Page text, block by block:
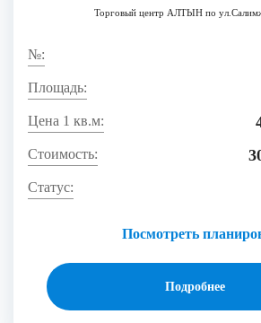
Торговый центр АЛТЫН по
Посмотреть
Подробнее